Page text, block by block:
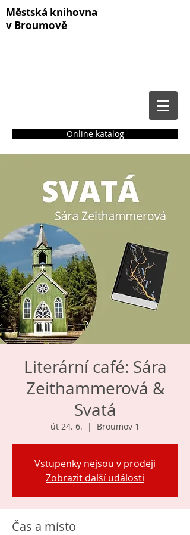
Městská knihovna
v Broumově
Online katalog
Literární café: Sára
Zeithammerová &
Svatá
út 24. 6.
  |
Broumov 1
Vstupenky nejsou v prodeji
Zobrazit další události
Čas a místo